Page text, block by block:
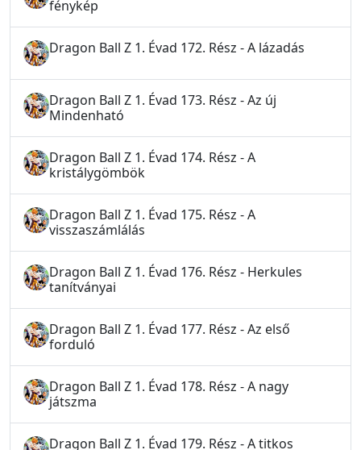
fénykép
Dragon Ball Z 1. Évad 172. Rész - A lázadás
Dragon Ball Z 1. Évad 173. Rész - Az új
Mindenható
Dragon Ball Z 1. Évad 174. Rész - A
kristálygömbök
Dragon Ball Z 1. Évad 175. Rész - A
visszaszámlálás
Dragon Ball Z 1. Évad 176. Rész - Herkules
tanítványai
Dragon Ball Z 1. Évad 177. Rész - Az első
forduló
Dragon Ball Z 1. Évad 178. Rész - A nagy
játszma
Dragon Ball Z 1. Évad 179. Rész - A titkos